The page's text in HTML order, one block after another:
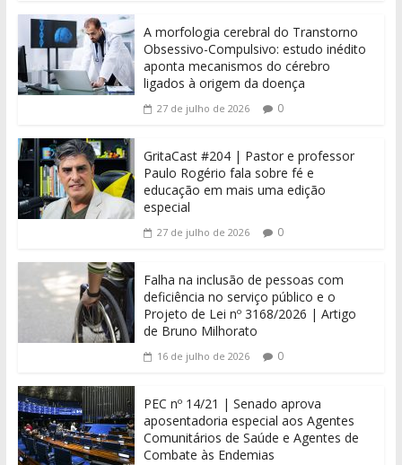
A morfologia cerebral do Transtorno
Obsessivo-Compulsivo: estudo inédito
aponta mecanismos do cérebro
ligados à origem da doença
27 de julho de 2026 0
GritaCast #204 | Pastor e professor
Paulo Rogério fala sobre fé e
educação em mais uma edição
especial
27 de julho de 2026 0
Falha na inclusão de pessoas com
deficiência no serviço público e o
Projeto de Lei nº 3168/2026 | Artigo
de Bruno Milhorato
16 de julho de 2026 0
PEC nº 14/21 | Senado aprova
aposentadoria especial aos Agentes
Comunitários de Saúde e Agentes de
Combate às Endemias